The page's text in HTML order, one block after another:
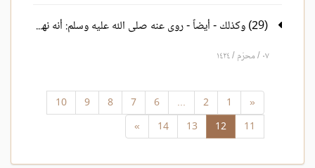
(29) وكذلك - أيضاً - روى عنه صلى الله عليه وسلم: أنه نهى عن الصلاة في أماكن العذاب
٠٧ / محرّم / ١٤٢٤
«
1
2
...
6
7
8
9
10
11
12
13
14
»